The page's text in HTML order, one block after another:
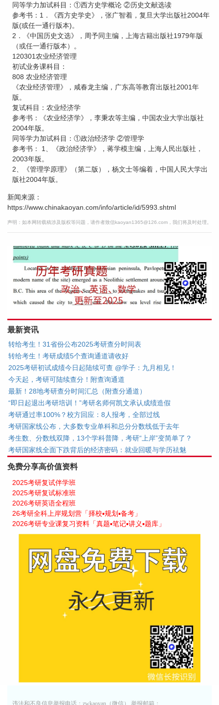
同等学力加试科目：①西方史学概论 ②历史文献选读
参考书：1．《西方史学史》，张广智着，复旦大学出版社2004年
版(或任一通行版本)。
2．《中国历史文选》，周予同主编，上海古籍出版社1979年版
（或任一通行版本）。
120301农业经济管理
初试业务课科目：
808 农业经济管理
《农业经济管理》，咸春龙主编，广东高等教育出版社2001年
版。
复试科目：农业经济学
参考书：《农业经济学》，李秉农等主编，中国农业大学出版社
2004年版。
同等学力加试科目：①政治经济学 ②管理学
参考书： 1、《政治经济学》，蒋学模主编，上海人民出版社，
2003年版。
2、《管理学原理》（第二版），杨文士等编着，中国人民大学出
版社2004年版。
新闻来源：
https://www.chinakaoyan.com/info/article/id/5993.shtml
声明：如本网转载稿涉及版权等问题，请作者致信kaoyan1365@126.com，我们将及时处理。
最新资讯
转给考生！31省份公布2025考研查分时间表
转给考生！考研成绩5个查询通道请收好
2025考研初试成绩今日起陆续可查 @学子：九月相见！
今天起，考研可陆续查分！附查询通道
最新！28地考研查分时间汇总（附查分通道）
“即日起退出考研培训！”考研名师何凯文承认成绩造假
考研通过率100%？校方回应：8人报考，全部过线
考研国家线公布，大多数专业单科和总分分数线低于去年
考生数、分数线双降，13个学科普降，考研“上岸”变简单了？
考研国家线全面下跌背后的经济密码：就业回暖与学历祛魅
免费分享高价值资料
2025考研复试伴学班
2025考研复试标准班
2026考研英语全程班
26考研全科上岸规划营「择校▪规划▪备考」
2026考研专业课复习资料「真题▪笔记▪讲义▪题库」